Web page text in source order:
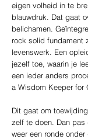
eigen volheid in te
blauwdruk. Dat gaat
belichamen.
rock solid fundament
levenswerk. Een
jezelf toe, waarin je
een ieder anders
a Wisdom Keeper for
Dit gaat om
zelf te doen. Dan
weer een ronde